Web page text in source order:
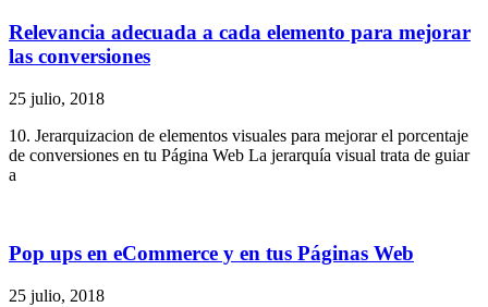
Relevancia adecuada a cada elemento para mejorar
las conversiones
25 julio, 2018
10. Jerarquizacion de elementos visuales para mejorar el porcentaje
de conversiones en tu Página Web La jerarquía visual trata de guiar
a
Pop ups en eCommerce y en tus Páginas Web
25 julio, 2018